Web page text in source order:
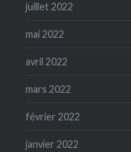
juillet 2022
mai 2022
avril 2022
mars 2022
février 2022
janvier 2022